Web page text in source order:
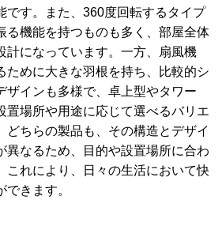
です。また、360度回転するタイプ
る機能を持つものも多く、部屋全体
計になっています。一方、扇風機
ために大きな羽根を持ち、比較的シ
ザインも多様で、卓上型やタワー
置場所や用途に応じて選べるバリエ
どちらの製品も、その構造とデザイ
異なるため、目的や設置場所に合わ
これにより、日々の生活において快
きます。